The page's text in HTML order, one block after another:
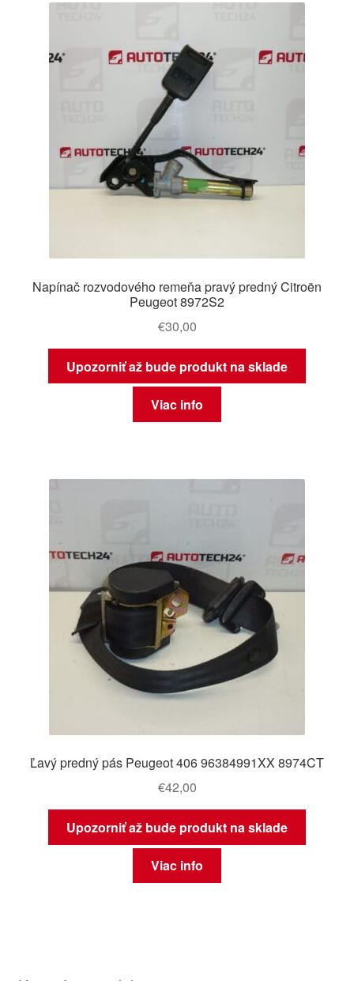
Napínač rozvodového remeňa pravý predný Citroën
Peugeot 8972S2
€30,00
Upozorniť až bude produkt na sklade
Viac info
Ľavý predný pás Peugeot 406 96384991XX 8974CT
€42,00
Upozorniť až bude produkt na sklade
Viac info